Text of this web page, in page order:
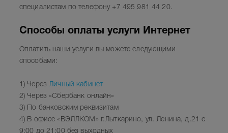
специалистам по телефону +7 495 981 44 20.
Способы оплаты услуги Интернет
Оплатить наши услуги вы можете следующими
способами:
1) ЧерезЛичный кабинет
2) Через «Сбербанк онлайн»
3) По банковским реквизитам
4) В офисе «ВЭЛЛКОМ» г.Лыткарино, ул. Ленина, д.21 с
9:00 до 21:00 без выходных